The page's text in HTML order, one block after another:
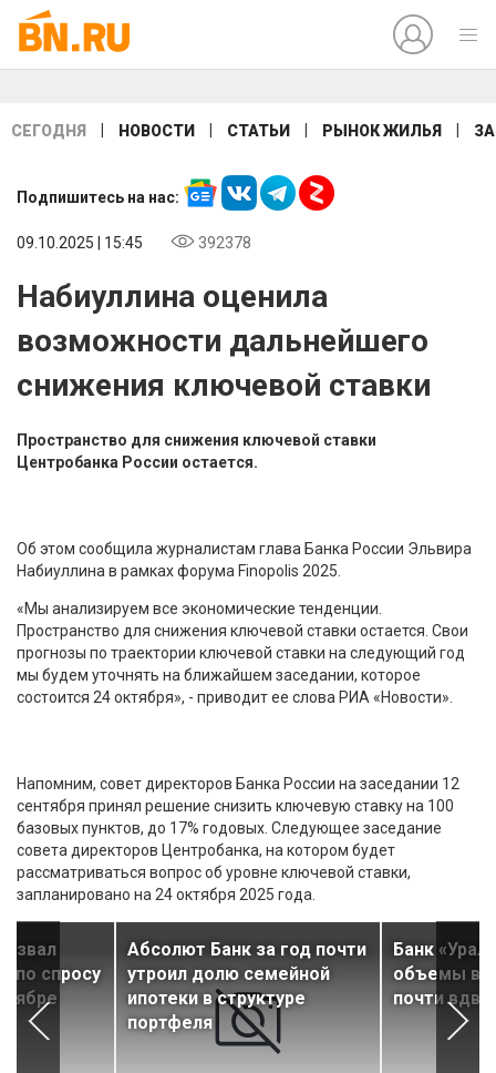
СЕГОДНЯ НОВОСТИ СТАТЬИ РЫНОК ЖИЛЬЯ
Подпишитесь на нас:
09.10.2025 | 15:45 392378
Набиуллина оценила
возможности дальнейшего
снижения ключевой ставки
Пространство для снижения ключевой ставки
Центробанка России остается.
Об этом сообщила журналистам глава Банка России Эльвира
Набиуллина в рамках форума Finopolis 2025.
«Мы анализируем все экономические тенденции.
Пространство для снижения ключевой ставки остается. Свои
прогнозы по траектории ключевой ставки на следующий год
мы будем уточнять на ближайшем заседании, которое
состоится 24 октября», - приводит ее слова РИА «Новости».
Напомним, совет директоров Банка России на заседании 12
сентября принял решение снизить ключевую ставку на 100
базовых пунктов, до 17% годовых. Следующее заседание
совета директоров Центробанка, на котором будет
рассматриваться вопрос об уровне ключевой ставки,
запланировано на 24 октября 2025 года.
по спросу
Абсолют Банк за год почти
утроил долю семейной
ипотеки в структуре
портфеля
Банк
объемы
почти